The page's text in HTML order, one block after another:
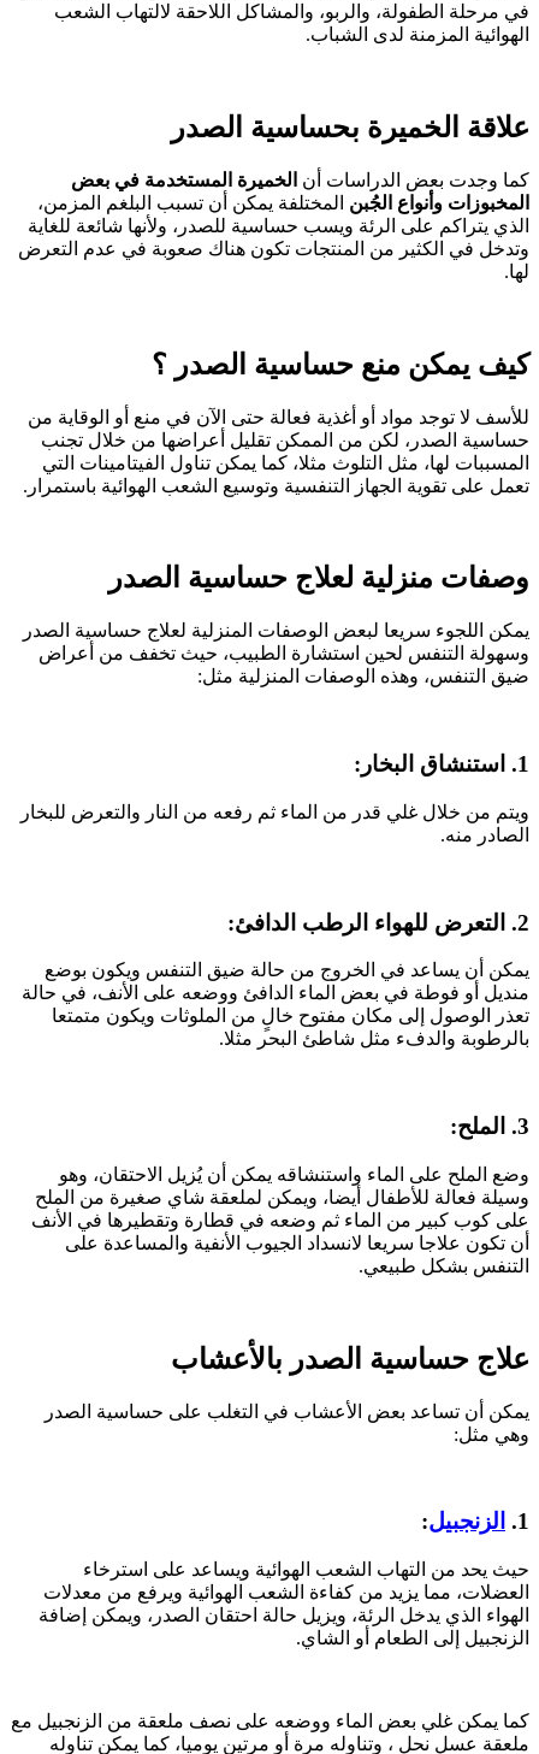
في مرحلة الطفولة، والربو، والمشاكل اللاحقة لالتهاب الشعب
الهوائية المزمنة لدى الشباب.
علاقة الخميرة بحساسية الصدر
كما وجدت بعض الدراسات أن الخميرة المستخدمة في بعض
المخبوزات وأنواع الجُبن المختلفة يمكن أن تسبب البلغم المزمن،
الذي يتراكم على الرئة ويسب حساسية للصدر، ولأنها شائعة للغاية
وتدخل في الكثير من المنتجات تكون هناك صعوبة في عدم التعرض
لها.
كيف يمكن منع حساسية الصدر ؟
للأسف لا توجد مواد أو أغذية فعالة حتى الآن في منع أو الوقاية من
حساسية الصدر، لكن من الممكن تقليل أعراضها من خلال تجنب
المسببات لها، مثل التلوث مثلا، كما يمكن تناول الفيتامينات التي
تعمل على تقوية الجهاز التنفسية وتوسيع الشعب الهوائية باستمرار.
وصفات منزلية لعلاج حساسية الصدر
يمكن اللجوء سريعا لبعض الوصفات المنزلية لعلاج حساسية الصدر
وسهولة التنفس لحين استشارة الطبيب، حيث تخفف من أعراض
ضيق التنفس، وهذه الوصفات المنزلية مثل:
1. استنشاق البخار:
ويتم من خلال غلي قدر من الماء ثم رفعه من النار والتعرض للبخار
الصادر منه.
2. التعرض للهواء الرطب الدافئ:
يمكن أن يساعد في الخروج من حالة ضيق التنفس ويكون بوضع
منديل أو فوطة في بعض الماء الدافئ ووضعه على الأنف، في حالة
تعذر الوصول إلى مكان مفتوح خالٍ من الملوثات ويكون متمتعا
بالرطوبة والدفء مثل شاطئ البحر مثلا.
3. الملح:
وضع الملح على الماء واستنشاقه يمكن أن يُزيل الاحتقان، وهو
وسيلة فعالة للأطفال أيضا، ويمكن لملعقة شاي صغيرة من الملح
على كوب كبير من الماء ثم وضعه في قطارة وتقطيرها في الأنف
أن تكون علاجا سريعا لانسداد الجيوب الأنفية والمساعدة على
التنفس بشكل طبيعي.
علاج حساسية الصدر بالأعشاب
يمكن أن تساعد بعض الأعشاب في التغلب على حساسية الصدر
وهي مثل:
1. الزنجبيل:
حيث يحد من التهاب الشعب الهوائية ويساعد على استرخاء
العضلات، مما يزيد من كفاءة الشعب الهوائية ويرفع من معدلات
الهواء الذي يدخل الرئة، ويزيل حالة احتقان الصدر، ويمكن إضافة
الزنجبيل إلى الطعام أو الشاي.
كما يمكن غلي بعض الماء ووضعه على نصف ملعقة من الزنجبيل مع
ملعقة عسل نحل ، وتناوله مرة أو مرتين يوميا، كما يمكن تناوله